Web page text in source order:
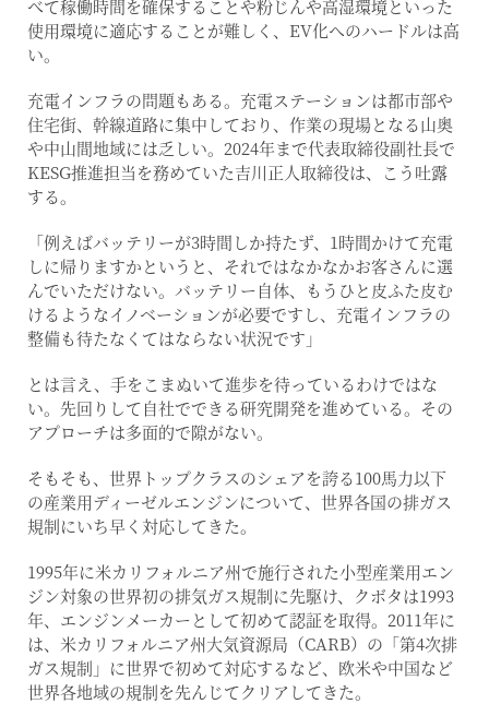
べて稼働時間を確保することや粉じんや高湿環境といった
使用環境に適応することが難しく、EV化へのハードルは高
い。
充電インフラの問題もある。充電ステーションは都市部や
住宅街、幹線道路に集中しており、作業の現場となる山奥
や中山間地域には乏しい。2024年まで代表取締役副社長で
KESG推進担当を務めていた吉川正人取締役は、こう吐露
する。
「例えばバッテリーが3時間しか持たず、1時間かけて充電
しに帰りますかというと、それではなかなかお客さんに選
んでいただけない。バッテリー自体、もうひと皮ふた皮む
けるようなイノベーションが必要ですし、充電インフラの
整備も待たなくてはならない状況です」
とは言え、手をこまぬいて進歩を待っているわけではな
い。先回りして自社でできる研究開発を進めている。その
アプローチは多面的で隙がない。
そもそも、世界トップクラスのシェアを誇る100馬力以下
の産業用ディーゼルエンジンについて、世界各国の排ガス
規制にいち早く対応してきた。
1995年に米カリフォルニア州で施行された小型産業用エン
ジン対象の世界初の排気ガス規制に先駆け、クボタは1993
年、エンジンメーカーとして初めて認証を取得。2011年に
は、米カリフォルニア州大気資源局（CARB）の「第4次排
ガス規制」に世界で初めて対応するなど、欧米や中国など
世界各地域の規制を先んじてクリアしてきた。